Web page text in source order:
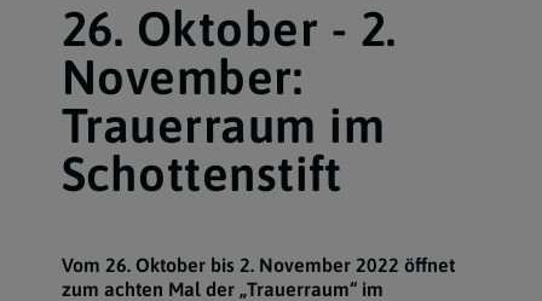
26. Oktober - 2.
November:
Trauerraum im
Schottenstift
Vom 26. Oktober bis 2. November 2022 öffnet
zum achten Mal der „Trauerraum“ im